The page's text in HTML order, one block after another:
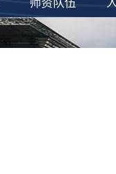
师资队伍